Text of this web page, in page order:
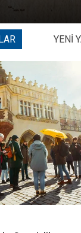
YENI